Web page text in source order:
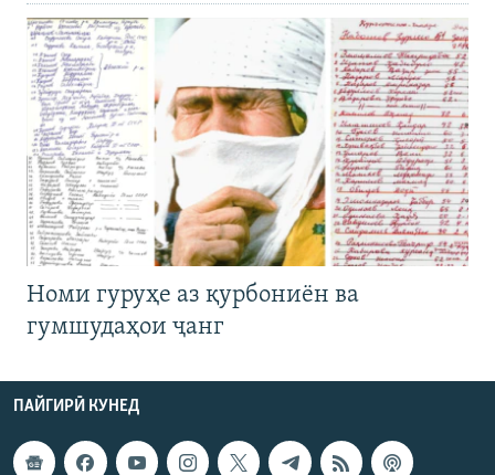
Номи гуруҳе аз қурбониён ва
гумшудаҳои ҷанг
ПАЙГИРӢ КУНЕД